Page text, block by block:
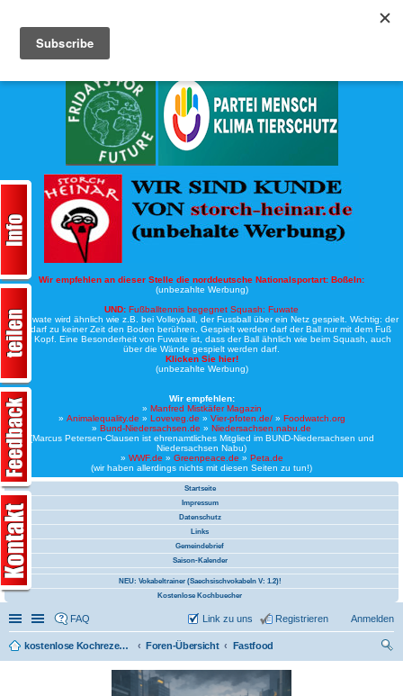
Wir empfehlen an dieser Stelle die norddeutsche Nationalsportart: Boßeln:
(unbezahlte Werbung)
UND: Fußballtennis begegnet Squash: Fuwate
Bei Fuwate wird ähnlich wie z.B. bei Volleyball, der Fussball über ein Netz gespielt. Wichtig: der
Ball darf zu keiner Zeit den Boden berühren. Gespielt werden darf der Ball nur mit dem Fuß
oder Kopf. Eine Besonderheit von Fuwate ist, dass der Ball ähnlich wie beim Squash, auch
über die Wände gespielt werden darf.
Klicken Sie hier!
(unbezahlte Werbung)
Wir empfehlen:
» Manfred Mistkäfer Magazin
» Animalequality.de » Loveveg.de » Vier-pfoten.de/» Foodwatch.org
» Bund-Niedersachsen.de » Niedersachsen.nabu.de
(Marcus Petersen-Clausen ist ehrenamtliches Mitglied im BUND-Niedersachsen und
Niedersachsen Nabu)
» WWF.de » Greenpeace.de » Peta.de
(wir haben allerdings nichts mit diesen Seiten zu tun!)
Startseite
Impressum
Datenschutz
Links
Gemeindebrief
Saison-Kalender
NEU: Vokabeltrainer (Saechsischvokabeln V: 1.2)!
Kostenlose Kochbuecher
Schnellzugriff
Linkliste
FAQ Anmelden
Registrieren
Link zu uns
kostenlose Kochrezepte und kostenlose Kochbücher Foren-Übersicht
Fastfood